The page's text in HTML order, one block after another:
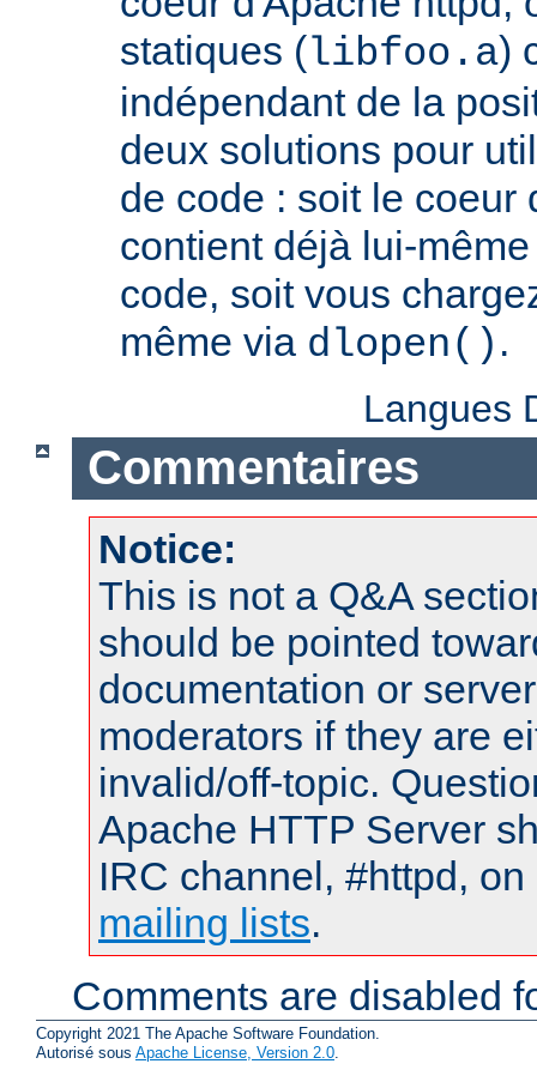
statiques (libfoo.a)
indépendant de la
deux solutions pour
de code : soit le coeur
contient déjà lui-
code, soit vous
même via dlopen() .
Langues
Commentaires
Notice:
This is not a Q&A
should be pointed
documentation or
moderators if they are
invalid/off-topic.
Apache HTTP Server
IRC channel, #httpd,
mailing lists.
Comments are disabled
Copyright 2021 The Apache Software Foundation.
Autorisé sous Apache License, Version 2.0